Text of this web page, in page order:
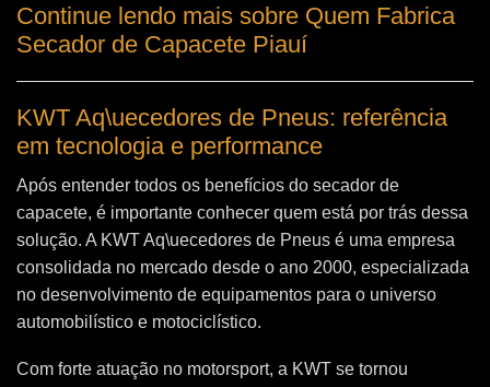
Continue lendo mais sobre Quem Fabrica
Secador de Capacete Piauí
KWT Aq\uecedores de Pneus: referência
em tecnologia e performance
Após entender todos os benefícios do secador de
capacete, é importante conhecer quem está por trás dessa
solução. A KWT Aq\uecedores de Pneus é uma empresa
consolidada no mercado desde o ano 2000, especializada
no desenvolvimento de equipamentos para o universo
automobilístico e motociclístico.
Com forte atuação no motorsport, a KWT se tornou